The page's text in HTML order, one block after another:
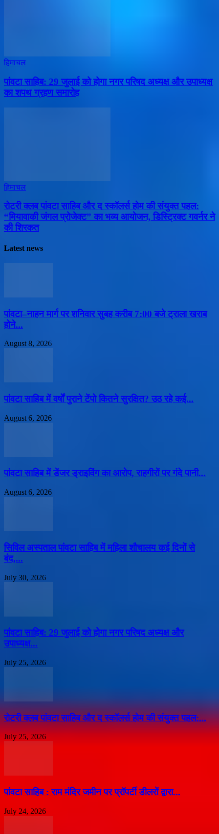
हिमाचल
पांवटा साहिब: 29 जुलाई को होगा नगर परिषद अध्यक्ष और उपाध्यक्ष
का शपथ ग्रहण समारोह
हिमाचल
​रोटरी क्लब पांवटा साहिब और द स्कॉलर्स होम की संयुक्त पहल:
“मियावाकी जंगल प्रोजेक्ट” का भव्य आयोजन, डिस्ट्रिक्ट गवर्नर ने
की शिरकत
Latest news
पांवटा–नाहन मार्ग पर शनिवार सुबह करीब 7:00 बजे ट्राला खराब
होने...
August 8, 2026
पांवटा साहिब में वर्षों पुराने टेंपो कितने सुरक्षित? उठ रहे कई...
August 6, 2026
पांवटा साहिब में डेंजर ड्राइविंग का आरोप, राहगीरों पर गंदे पानी...
August 6, 2026
सिविल अस्पताल पांवटा साहिब में महिला शौचालय कई दिनों से
बंद,...
July 30, 2026
पांवटा साहिब: 29 जुलाई को होगा नगर परिषद अध्यक्ष और
उपाध्यक्ष...
July 25, 2026
​रोटरी क्लब पांवटा साहिब और द स्कॉलर्स होम की संयुक्त पहल:...
July 25, 2026
पांवटा साहिब : राम मंदिर जमीन पर प्रॉपर्टी डीलरों द्वारा...
July 24, 2026